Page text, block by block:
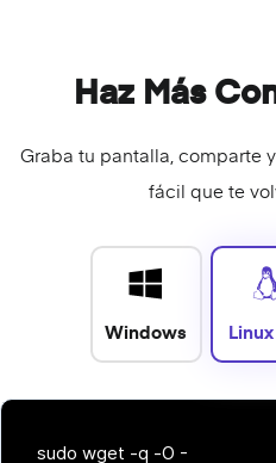
Haz Más
Graba tu pantalla, comparte
fácil que te
Windows
sudo wget -q -O -